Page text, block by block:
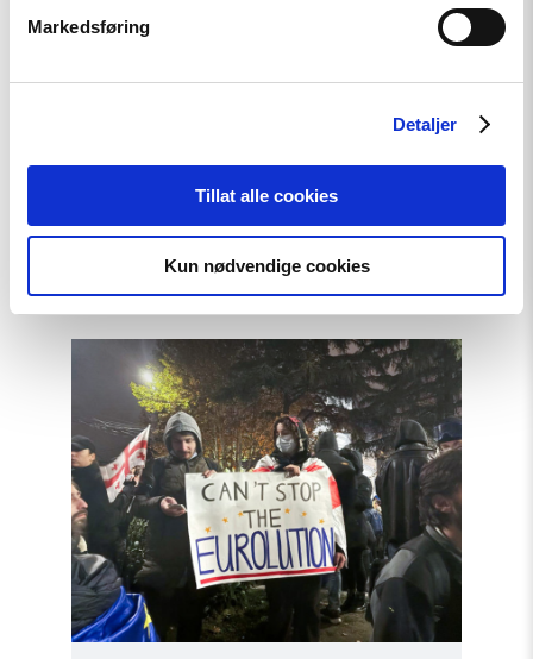
Markedsføring
Detaljer
Tillat alle cookies
Kun nødvendige cookies
Read
article
"Krever
internasjonal
etterforskning
av
menneskerettighetsbrudd
Georgia"